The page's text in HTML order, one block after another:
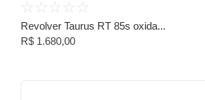
☆ ☆ ☆ ☆ ☆
Revolver Taurus RT 85s oxida...
R$ 1.680,00